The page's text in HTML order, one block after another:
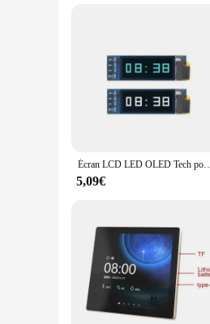
Shape or Size or Weight
The Écran LED LCD
crisp visuals. The
creating a digital clock, a
**Ease of Use and
The Écran LED LCD
lightweight design make
accessible and reliable
**Versatile and Adaptable**
pour Ardu37 is a
it an essential part of any
Écran LCD LED OLED Tech pour Ardu37, écran de communication
5,09€